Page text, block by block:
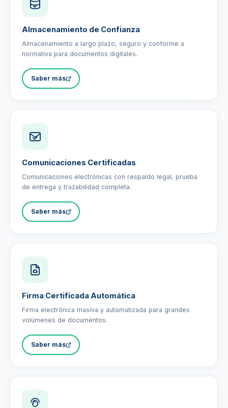
Almacenamiento de Confianza
Almacenamiento a largo plazo, seguro y conforme a
normativa para documentos digitales.
Saber más
Comunicaciones Certificadas
Comunicaciones electrónicas con respaldo legal, prueba
de entrega y trazabilidad completa.
Saber más
Firma Certificada Automática
Firma electrónica masiva y automatizada para grandes
volúmenes de documentos.
Saber más